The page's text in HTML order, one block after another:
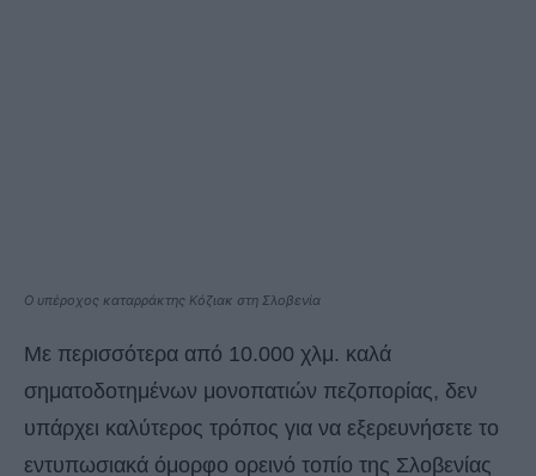
Ο υπέροχος καταρράκτης Κόζιακ στη Σλοβενία
Με περισσότερα από 10.000 χλμ. καλά
σηματοδοτημένων μονοπατιών πεζοπορίας, δεν
υπάρχει καλύτερος τρόπος για να εξερευνήσετε το
εντυπωσιακά όμορφο ορεινό τοπίο της Σλοβενίας